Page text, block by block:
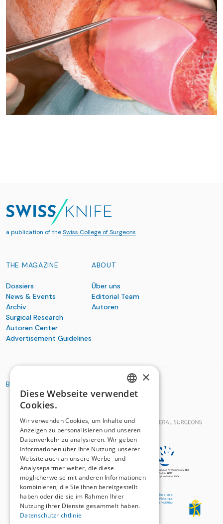
a publication of theSwiss College of Surgeons
THE MAGAZINE
Dossiers
News & Events
Archiv
Surgical Research
Autoren Center
Advertisement Guidelines
ABOUT
Über uns
Editorial Team
Autoren
BASIC ORGANIZATIONS
GERMAN
×
Diese Webseite verwendet
Cookies.
Wir verwenden Cookies, um Inhalte und
Anzeigen zu personalisieren und unseren
Datenverkehr zu analysieren. Wir geben
Informationen über Ihre Nutzung unserer
Website auch an unsere Werbe- und
Analysepartner weiter, die diese
möglicherweise mit anderen Informationen
kombinieren, die Sie ihnen bereitgestellt
haben oder die sie im Rahmen Ihrer
Nutzung ihrer Dienste gesammelt haben.
Datenschutzrichtlinie